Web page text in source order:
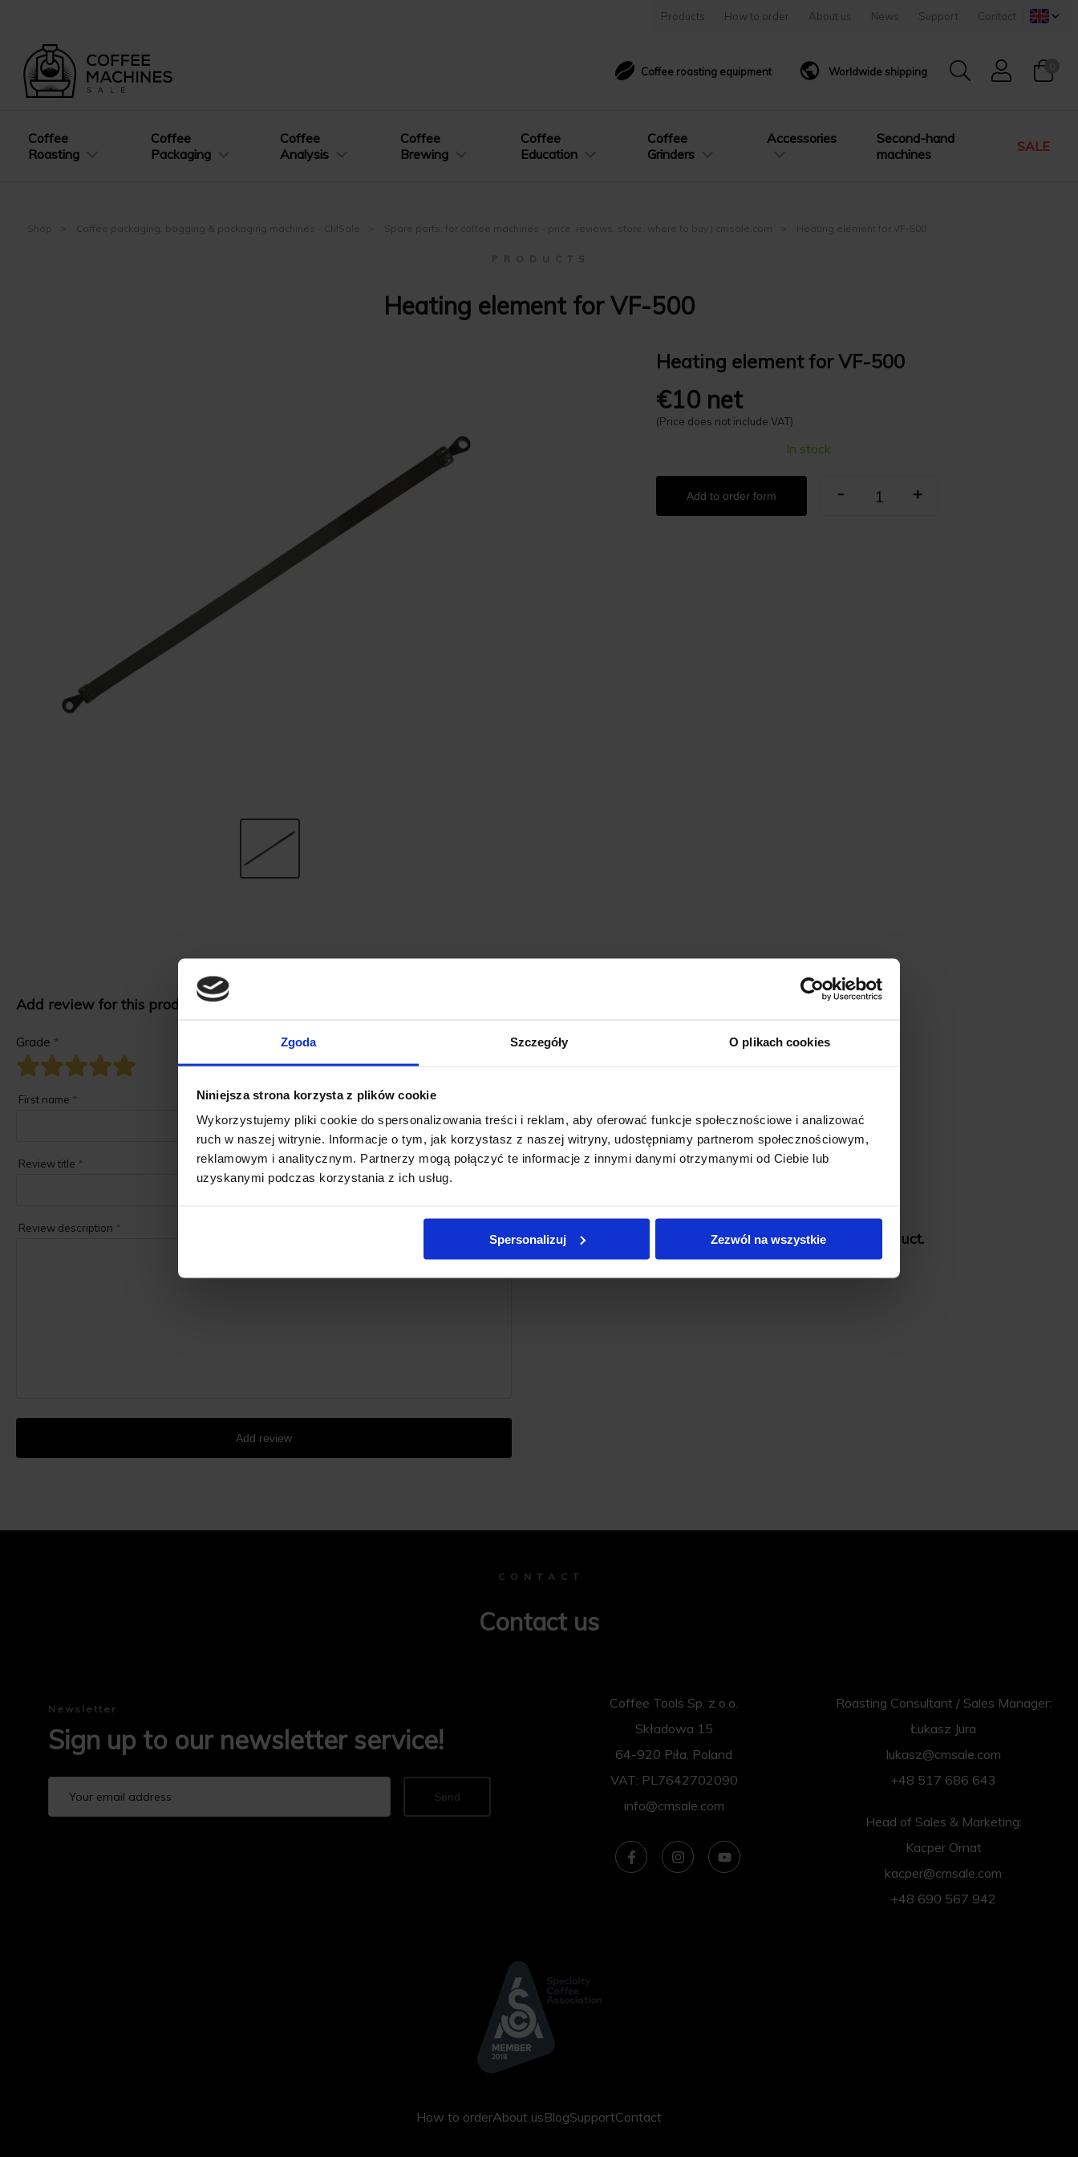
Zgoda Szczegóły O plikach cookies
Niniejsza strona korzysta z plików cookie
Wykorzystujemy pliki cookie do spersonalizowania treści i reklam, aby oferować funkcje społecznościowe i analizować
ruch w naszej witrynie. Informacje o tym, jak korzystasz z naszej witryny, udostępniamy partnerom społecznościowym,
reklamowym i analitycznym. Partnerzy mogą połączyć te informacje z innymi danymi otrzymanymi od Ciebie lub
uzyskanymi podczas korzystania z ich usług.
Spersonalizuj Zezwól na wszystkie
Products How to order About us News Support Contact
Coffee roasting equipment Worldwide shipping
Coffee
Roasting
Coffee
Packaging
Coffee
Analysis
Coffee
Brewing
Coffee
Education
Coffee
Grinders
Accessories
Second-hand
machines
SALE
Shop Coffee packaging: bagging & packaging machines - CMSale Spare parts, for coffee machines - price, reviews, store, where to buy | cmsale.com Heating element for VF-500
P R O D U C T S
Heating element for VF-500
Heating element for VF-500
€10 net
(Price does not include VAT)
In stock
Add to order form - +
There is no reviews for this product.
Be the firstadd your review
Add review for this product.
Grade *
First name *
Review title *
Review description *
Add review
C O N T A C T
Contact us
Newsletter
Sign up to our newsletter service!
Send
Coffee Tools Sp. z o.o.
Składowa 15
64-920 Piła, Poland
VAT: PL7642702090
info@cmsale.com
Roasting Consultant / Sales Manager:
Łukasz Jura
lukasz@cmsale.com
+48 517 686 643
Head of Sales & Marketing:
Kacper Ornat
kacper@cmsale.com
+48 690 567 942
How to orderAbout usBlogSupportContact